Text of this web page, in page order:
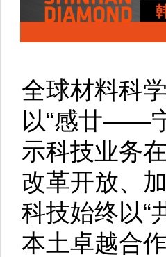
全球材料科
以“感廿——
示科技业务
改革开放、
科技始终以“
本土卓越合